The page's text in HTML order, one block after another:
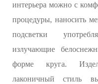
интерьера можно с
процедуры, наносить
подсветки
излучающие
форме круга.
лаконичный стиль